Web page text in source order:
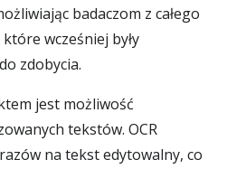
badaczom z całego
wcześniej były
zdobycia.
jest możliwość
tekstów. OCR
na tekst edytowalny, co